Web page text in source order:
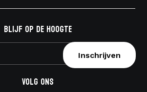
Blijf op de hoogte
Volg ons